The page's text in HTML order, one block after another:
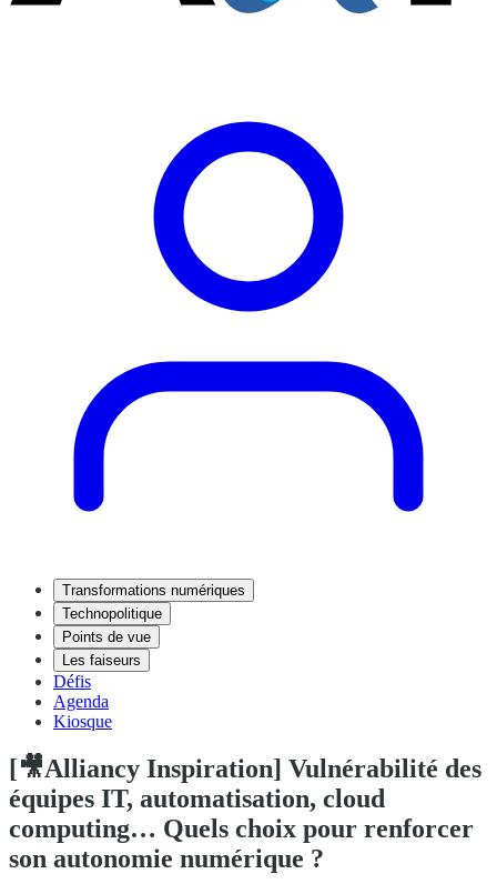
Transformations numériques
Technopolitique
Points de vue
Les faiseurs
Défis
Agenda
Kiosque
[🎥Alliancy Inspiration] Vulnérabilité des
équipes IT, automatisation, cloud
computing… Quels choix pour renforcer
son autonomie numérique ?